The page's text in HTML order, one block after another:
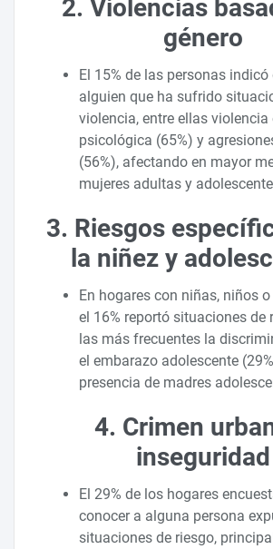
2. Violencias
género
El 15% de las personas
alguien que ha sufrido
violencia, entre ellas
psicológica (65%) y
(56%), afectando en mayor
mujeres adultas y
3. Riesgos
la niñez y
En hogares con niñas, niños
el 16% reportó situaciones de
las más frecuentes la
el embarazo adolescente
presencia de madres
4. Crimen
inseguridad
El 29% de los hogares
conocer a alguna persona
situaciones de riesgo,